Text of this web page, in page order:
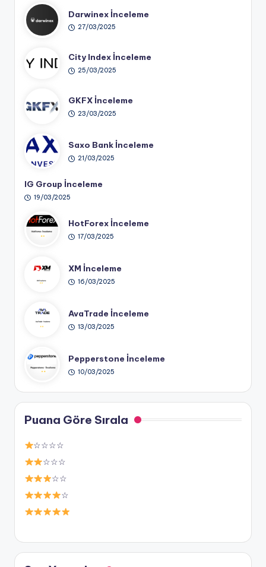
Darwinex İnceleme
27/03/2025
City Index İnceleme
25/03/2025
GKFX İnceleme
23/03/2025
Saxo Bank İnceleme
21/03/2025
IG Group İnceleme
19/03/2025
HotForex İnceleme
17/03/2025
XM İnceleme
16/03/2025
AvaTrade İnceleme
13/03/2025
Pepperstone İnceleme
10/03/2025
Puana Göre Sırala
☆☆☆☆
☆☆☆
☆☆
☆